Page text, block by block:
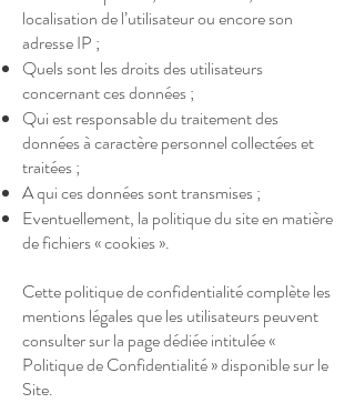
localisation de l’utilisateur ou encore son
adresse IP ;
Quels sont les droits des utilisateurs
concernant ces données ;
Qui est responsable du traitement des
données à caractère personnel collectées et
traitées ;
A qui ces données sont transmises ;
Eventuellement, la politique du site en matière
de fichiers « cookies ».
Cette politique de confidentialité complète les
mentions légales que les utilisateurs peuvent
consulter sur la page dédiée intitulée «
Politique de Confidentialité » disponible sur le
Site.